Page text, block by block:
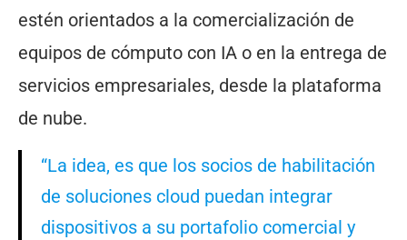
estén orientados a la comercialización de
equipos de cómputo con IA o en la entrega de
servicios empresariales, desde la plataforma
de nube.
“La idea, es que los socios de habilitación
de soluciones cloud puedan integrar
dispositivos a su portafolio comercial y